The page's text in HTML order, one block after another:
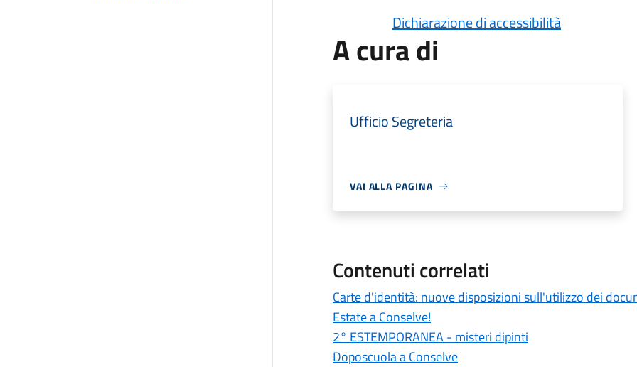
Dichiarazione di accessibilità
A cura di
Ufficio Segreteria
VAI ALLA PAGINA
Contenuti correlati
Carte d'identità: nuove disposizioni sull'utilizzo dei
Estate a Conselve!
2° ESTEMPORANEA - misteri dipinti
Doposcuola a Conselve